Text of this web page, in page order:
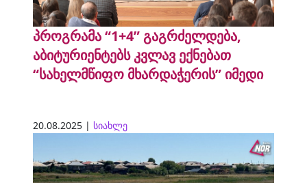
პროგრამა “1+4” გაგრძელდება,
აბიტურიენტებს კვლავ ექნებათ
“სახელმწიფო მხარდაჭერის” იმედი
20.08.2025 | სიახლე